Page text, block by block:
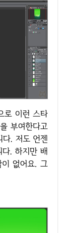
부여한다고
. 저도 언젠
. 하지만 배
없어요. 그